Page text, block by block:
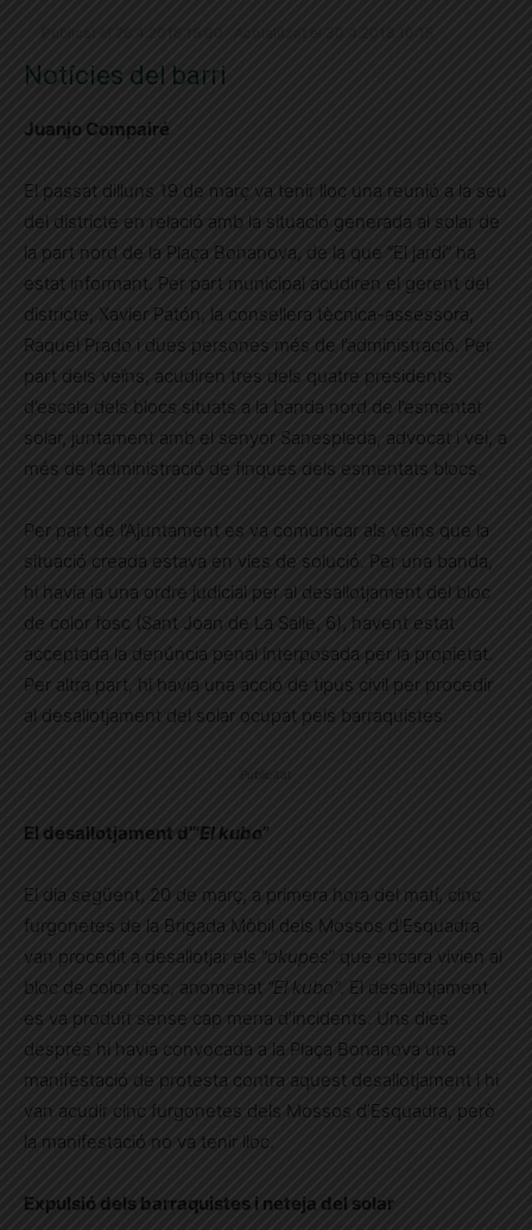
Notícies del barri
Juanjo Compairé
El passat dilluns 19 de març va tenir lloc una reunió a la seu
del districte en relació amb la situació generada al solar de
la part nord de la Plaça Bonanova, de la que “El jardí” ha
estat informant. Per part municipal acudiren el gerent del
districte, Xavier Patón, la consellera tècnica-assessora,
Raquel Prado i dues persones més de l’administració. Per
part dels veïns, acudiren tres dels quatre presidents
d’escala dels blocs situats a la banda nord de l’esmentat
solar, juntament amb el senyor Sanespleda, advocat i veí, a
més de l’administració de finques dels esmentats blocs.
Per part de l’Ajuntament es va comunicar als veïns que la
situació creada estava en vies de solució. Per una banda,
hi havia ja una ordre judicial per al desallotjament del bloc
de color fosc (Sant Joan de La Salle, 6), havent estat
acceptada la denúncia penal interposada per la propietat.
Per altra part, hi havia una acció de tipus civil per procedir
al desallotjament del solar ocupat pels barraquistes.
El desallotjament d’”El kubo”
El dia següent, 20 de març, a primera hora del matí, cinc
furgonetes de la Brigada Mòbil dels Mossos d’Esquadra
van procedit a desallotjar els “okupes” que encara vivien al
bloc de color fosc, anomenat “El kubo” . El desallotjament
es va produït sense cap mena d’incidents. Uns dies
després hi havia convocada a la Plaça Bonanova una
manifestació de protesta contra aquest desallotjament i hi
van acudir cinc furgonetes dels Mossos d’Esquadra, però
la manifestació no va tenir lloc.
Expulsió dels barraquistes i neteja del solar